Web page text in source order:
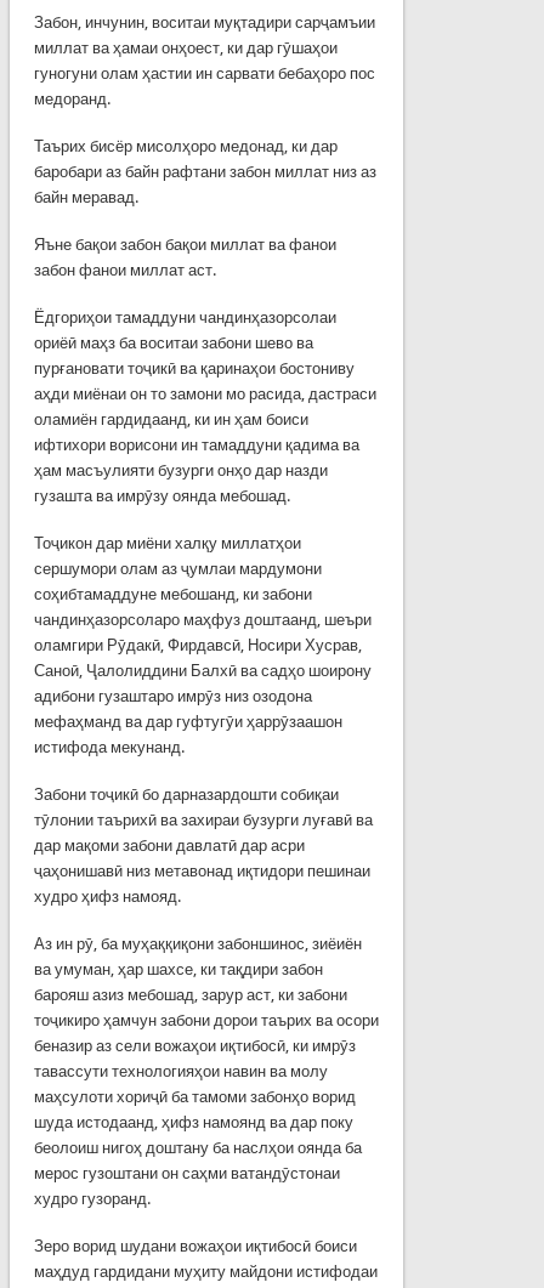
Забон, инчунин, воситаи муқтадири сарҷамъии
миллат ва ҳамаи онҳоест, ки дар гӯшаҳои
гуногуни олам ҳастии ин сарвати бебаҳоро пос
медоранд.
Таърих бисёр мисолҳоро медонад, ки дар
баробари аз байн рафтани забон миллат низ аз
байн меравад.
Яъне бақои забон бақои миллат ва фанои
забон фанои миллат аст.
Ёдгориҳои тамаддуни чандинҳазорсолаи
ориёӣ маҳз ба воситаи забони шево ва
пурғановати тоҷикӣ ва қаринаҳои бостониву
аҳди миёнаи он то замони мо расида, дастраси
оламиён гардидаанд, ки ин ҳам боиси
ифтихори ворисони ин тамаддуни қадима ва
ҳам масъулияти бузурги онҳо дар назди
гузашта ва имрӯзу оянда мебошад.
Тоҷикон дар миёни халқу миллатҳои
сершумори олам аз ҷумлаи мардумони
соҳибтамаддуне мебошанд, ки забони
чандинҳазорсоларо маҳфуз доштаанд, шеъри
оламгири Рӯдакӣ, Фирдавсӣ, Носири Хусрав,
Саноӣ, Ҷалолиддини Балхӣ ва садҳо шоирону
адибони гузаштаро имрӯз низ озодона
мефаҳманд ва дар гуфтугӯи ҳаррӯзаашон
истифода мекунанд.
Забони тоҷикӣ бо дарназардошти собиқаи
тӯлонии таърихӣ ва захираи бузурги луғавӣ ва
дар мақоми забони давлатӣ дар асри
ҷаҳонишавӣ низ метавонад иқтидори пешинаи
худро ҳифз намояд.
Аз ин рӯ, ба муҳаққиқони забоншинос, зиёиён
ва умуман, ҳар шахсе, ки тақдири забон
барояш азиз мебошад, зарур аст, ки забони
тоҷикиро ҳамчун забони дорои таърих ва осори
беназир аз сели вожаҳои иқтибосӣ, ки имрӯз
тавассути технологияҳои навин ва молу
маҳсулоти хориҷӣ ба тамоми забонҳо ворид
шуда истодаанд, ҳифз намоянд ва дар поку
беолоиш нигоҳ доштану ба наслҳои оянда ба
мерос гузоштани он саҳми ватандӯстонаи
худро гузоранд.
Зеро ворид шудани вожаҳои иқтибосӣ боиси
маҳдуд гардидани муҳиту майдони истифодаи